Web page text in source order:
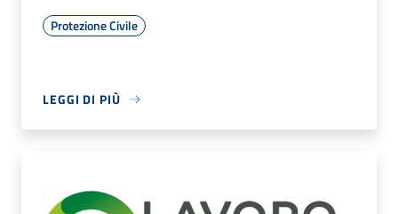
Protezione Civile
LEGGI DI PIÙ